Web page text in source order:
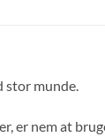
stor munde.
er nem at